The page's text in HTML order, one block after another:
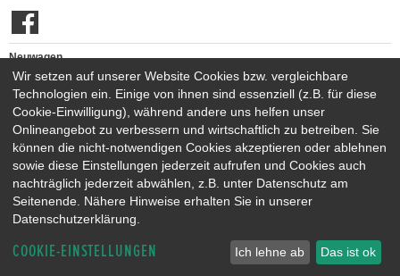
Neuwagen
Honda Neuwagen
Gebrauchtwagen
Honda Gebrauchtwagen
Honda Vorführwagen
Gesamtbestand
NEUWAGENMODELLE
HONDA JAZZ E:HEV
HONDA CIVIC E:HEV
HONDA PRELUDE E:HEV
HONDA ZR-V E:HEV
HONDA CR-V E:HEV & E:PHEV
Wir setzen auf unserer Website Cookies bzw. vergleichbare
Technologien ein. Einige von ihnen sind essenziell (z.B. für diese
Cookie-Einwilligung), während andere uns helfen unser
Onlineangebot zu verbessern und wirtschaftlich zu betreiben. Sie
können die nicht-notwendigen Cookies akzeptieren oder ablehnen
sowie diese Einstellungen jederzeit aufrufen und Cookies auch
nachträglich jederzeit abwählen, z.B. unter Datenschutz am
Seitenende. Nähere Hinweise erhalten Sie in unserer
Datenschutzerklärung.
COOKIE-EINSTELLUNGEN Ich lehne ab Das ist ok